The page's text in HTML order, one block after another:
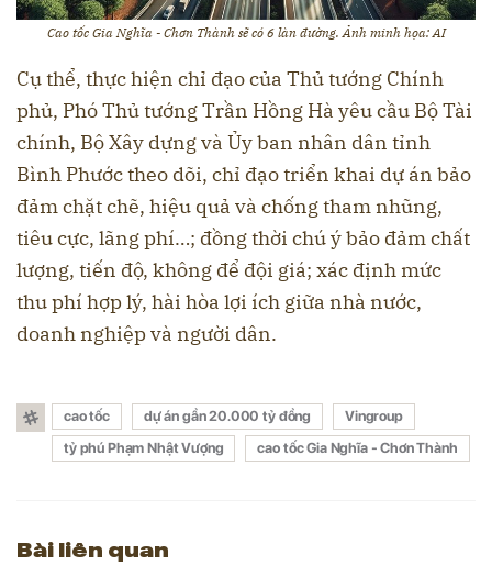
Cao tốc Gia Nghĩa - Chơn Thành sẽ có 6 làn đường. Ảnh minh họa: AI
Cụ thể, thực hiện chỉ đạo của Thủ tướng Chính
phủ, Phó Thủ tướng Trần Hồng Hà yêu cầu Bộ Tài
chính, Bộ Xây dựng và Ủy ban nhân dân tỉnh
Bình Phước theo dõi, chỉ đạo triển khai dự án bảo
đảm chặt chẽ, hiệu quả và chống tham nhũng,
tiêu cực, lãng phí…; đồng thời chú ý bảo đảm chất
lượng, tiến độ, không để đội giá; xác định mức
thu phí hợp lý, hài hòa lợi ích giữa nhà nước,
doanh nghiệp và người dân.
cao tốc dự án gần 20.000 tỷ đồng
Vingroup
tỷ phú Phạm Nhật Vượng
cao tốc Gia Nghĩa - Chơn Thành
Bài liên quan